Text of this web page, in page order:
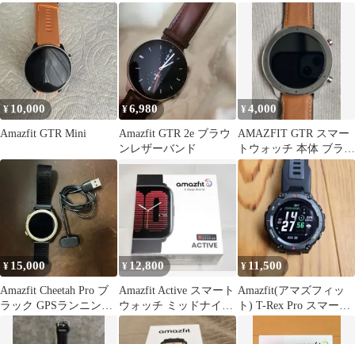
封品)
談大歓迎
料無料 アクティブ
エッジ
¥ 10,000
Amazfit GTR Mini
¥6,980
Amazfit GTR 2e ブラウ
ンレザーバンド
¥4,000
AMAZFIT GTR スマー
トウォッチ 本体 ブラウ
ン
¥ 15,000
Amazfit Cheetah Pro ブ
ラック GPSランニング
ウォッチ
¥ 12,800
Amazfit Active スマート
ウォッチ ミッドナイト
ブラック
¥ 11,500
Amazfit(アマズフィッ
ト) T-Rex Pro スマート